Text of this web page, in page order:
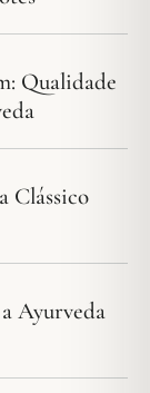
Qualidade
Clássico
Ayurveda